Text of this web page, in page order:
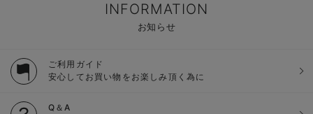
INFORMATION
お知らせ
ご利用ガイド
安心してお買い物をお楽しみ頂く為に
Q＆A